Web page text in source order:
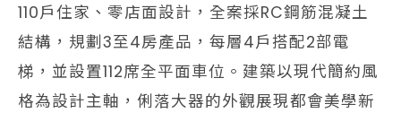
110戶住家、零店面設計，全案採RC鋼筋混凝土
結構，規劃3至4房產品，每層4戶搭配2部電
梯，並設置112席全平面車位。建築以現代簡約風
格為設計主軸，俐落大器的外觀展現都會美學新